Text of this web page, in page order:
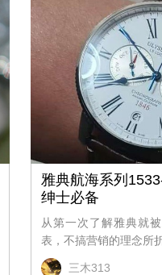
雅典航海系列
绅士必备
从第一次了解雅典就
表，不搞营销的理念所
三木313